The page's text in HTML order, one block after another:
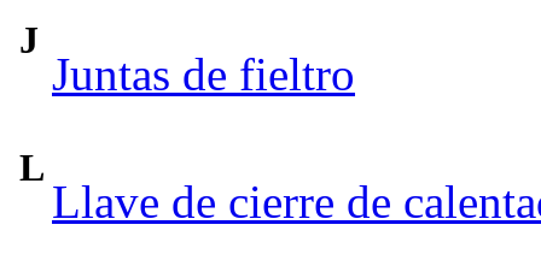
J
Juntas de fieltro
L
Llave de cierre de